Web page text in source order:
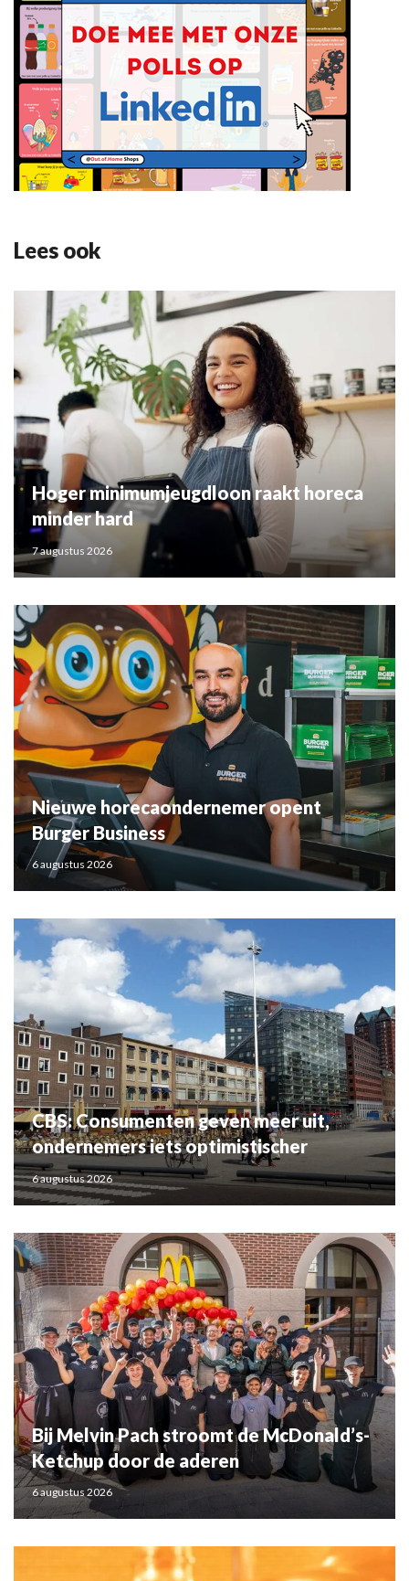
Lees ook
Hoger minimumjeugdloon raakt horeca
minder hard
7 augustus 2026
Nieuwe horecaondernemer opent
Burger Business
6 augustus 2026
CBS: Consumenten geven meer uit,
ondernemers iets optimistischer
6 augustus 2026
Bij Melvin Pach stroomt de McDonald’s-
Ketchup door de aderen
6 augustus 2026